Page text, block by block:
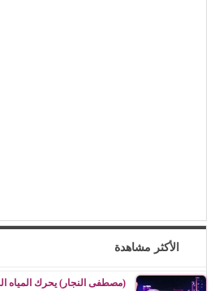
الأكثر مشاهدة
(مصطفى النجار) يحرك المياه